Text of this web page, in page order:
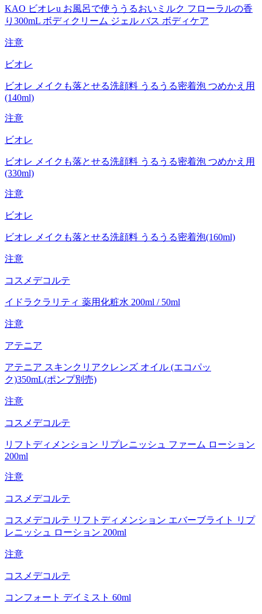
KAO ビオレu お風呂で使ううるおいミルク フローラルの香
り300mL ボディクリーム ジェル バス ボディケア
注意
ビオレ
ビオレ メイクも落とせる洗顔料 うるうる密着泡 つめかえ用
(140ml)
注意
ビオレ
ビオレ メイクも落とせる洗顔料 うるうる密着泡 つめかえ用
(330ml)
注意
ビオレ
ビオレ メイクも落とせる洗顔料 うるうる密着泡(160ml)
注意
コスメデコルテ
イドラクラリティ 薬用化粧水 200ml / 50ml
注意
アテニア
アテニア スキンクリアクレンズ オイル (エコパッ
ク)350mL(ポンプ別売)
注意
コスメデコルテ
リフトディメンション リプレニッシュ ファーム ローション
200ml
注意
コスメデコルテ
コスメデコルテ リフトディメンション エバーブライト リプ
レニッシュ ローション 200ml
注意
コスメデコルテ
コンフォート デイミスト 60ml